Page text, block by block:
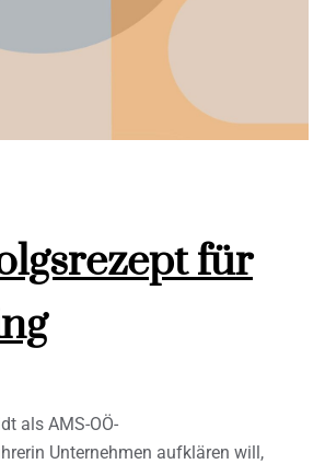
für
als AMS-OÖ-
Unternehmen aufklären will,